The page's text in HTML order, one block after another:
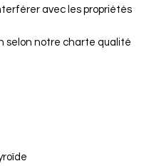
avec les propriétés
selon notre charte qualité